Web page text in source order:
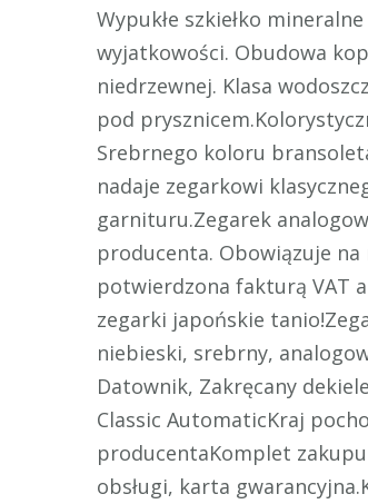
Wypukłe szkiełko
wyjatkowości. Obudowa
niedrzewnej. Klasa
pod
Srebrnego koloru
nadaje zegarkowi
garnituru.Zegarek
producenta. Obowiązuje
potwierdzona fakturą VAT
zegarki japońskie
niebieski, srebrny,
Datownik, Zakręcany
Classic AutomaticKraj
producentaKomplet
obsługi, karta